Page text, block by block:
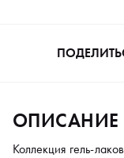
ОПИСАНИЕ
Коллекция гель-